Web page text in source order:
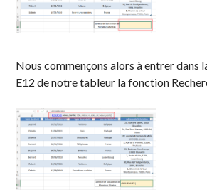
Nous commençons alors à entrer dans
E12 de notre tableur la fonction